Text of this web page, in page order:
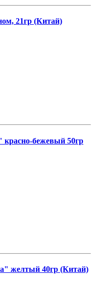
21гр (Китай)
бежевый 50гр
желтый 40гр (Китай)